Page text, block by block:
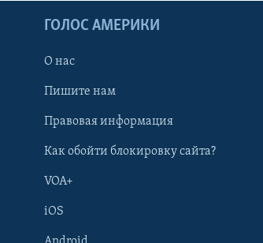
ГОЛОС АМЕРИКИ
О нас
Пишите нам
Правовая информация
Как обойти блокировку сайта?
VOA+
iOS